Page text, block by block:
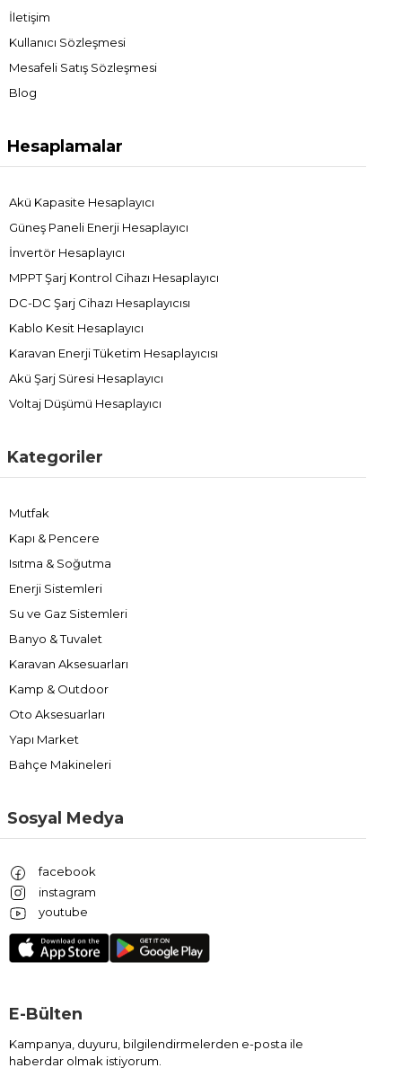
İletişim
Kullanıcı Sözleşmesi
Mesafeli Satış Sözleşmesi
Blog
Hesaplamalar
Akü Kapasite Hesaplayıcı
Güneş Paneli Enerji Hesaplayıcı
İnvertör Hesaplayıcı
MPPT Şarj Kontrol Cihazı Hesaplayıcı
DC-DC Şarj Cihazı Hesaplayıcısı
Kablo Kesit Hesaplayıcı
Karavan Enerji Tüketim Hesaplayıcısı
Akü Şarj Süresi Hesaplayıcı
Voltaj Düşümü Hesaplayıcı
Kategoriler
Mutfak
Kapı & Pencere
Isıtma & Soğutma
Enerji Sistemleri
Su ve Gaz Sistemleri
Banyo & Tuvalet
Karavan Aksesuarları
Kamp & Outdoor
Oto Aksesuarları
Yapı Market
Bahçe Makineleri
Sosyal Medya
facebook
instagram
youtube
E-Bülten
Kampanya, duyuru, bilgilendirmelerden e-posta ile
haberdar olmak istiyorum.